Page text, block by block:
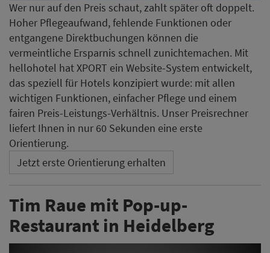
Wer nur auf den Preis schaut, zahlt später oft doppelt.
Hoher Pflegeaufwand, fehlende Funktionen oder
entgangene Direktbuchungen können die
vermeintliche Ersparnis schnell zunichtemachen. Mit
hellohotel hat XPORT ein Website-System entwickelt,
das speziell für Hotels konzipiert wurde: mit allen
wichtigen Funktionen, einfacher Pflege und einem
fairen Preis-Leistungs-Verhältnis. Unser Preisrechner
liefert Ihnen in nur 60 Sekunden eine erste
Orientierung.
Jetzt erste Orientierung erhalten
Tim Raue mit Pop-up-
Restaurant in Heidelberg